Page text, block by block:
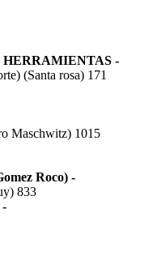
HERRAMIENTAS -
(Santa rosa) 171
Maschwitz) 1015
Roco) -
833
-